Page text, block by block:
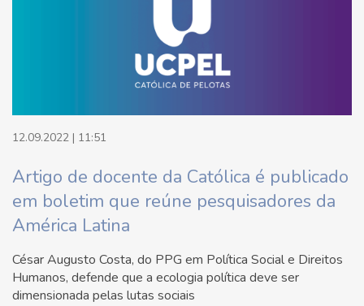
12.09.2022 | 11:51
Artigo de docente da Católica é publicado
em boletim que reúne pesquisadores da
América Latina
César Augusto Costa, do PPG em Política Social e Direitos
Humanos, defende que a ecologia política deve ser
dimensionada pelas lutas sociais